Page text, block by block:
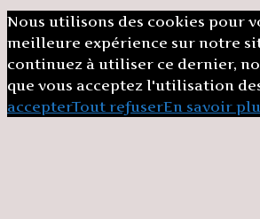
Nous utilisons des cookies pour
meilleure expérience sur notre
continuez à utiliser ce dernier,
que vous acceptez l'utilisation
accepterTout refuserEn savoir